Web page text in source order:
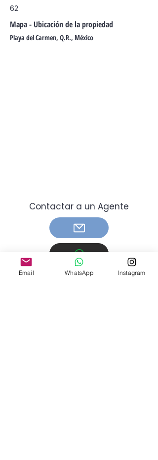
62
Mapa - Ubicación de la propiedad
Playa del Carmen, Q.R., México
Contactar a un Agente
Email WhatsApp Instagram